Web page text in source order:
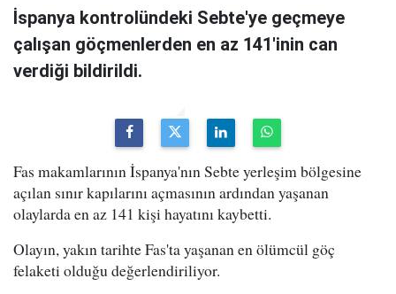
İspanya kontrolündeki Sebte'ye geçmeye
çalışan göçmenlerden en az 141'inin can
verdiği bildirildi.
Fas makamlarının İspanya'nın Sebte yerleşim bölgesine
açılan sınır kapılarını açmasının ardından yaşanan
olaylarda en az 141 kişi hayatını kaybetti.
Olayın, yakın tarihte Fas'ta yaşanan en ölümcül göç
felaketi olduğu değerlendiriliyor.